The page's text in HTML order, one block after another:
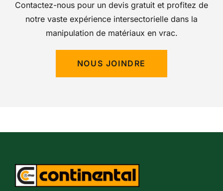
Contactez-nous pour un devis gratuit et profitez de
notre vaste expérience intersectorielle dans la
manipulation de matériaux en vrac.
NOUS JOINDRE